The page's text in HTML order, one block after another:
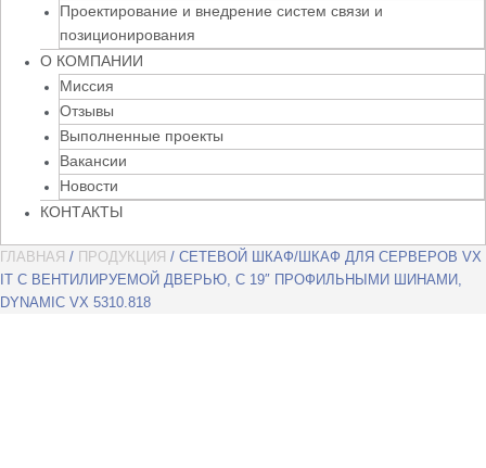
Проектирование и внедрение систем связи и
позиционирования
О КОМПАНИИ
Миссия
Отзывы
Выполненные проекты
Вакансии
Новости
КОНТАКТЫ
ГЛАВНАЯ / ПРОДУКЦИЯ / СЕТЕВОЙ ШКАФ/ШКАФ ДЛЯ СЕРВЕРОВ VX
IT С ВЕНТИЛИРУЕМОЙ ДВЕРЬЮ, С 19″ ПРОФИЛЬНЫМИ ШИНАМИ,
DYNAMIC VX 5310.818